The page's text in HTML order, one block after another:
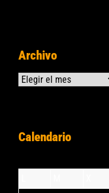
Archivo
Archivos
Calendario